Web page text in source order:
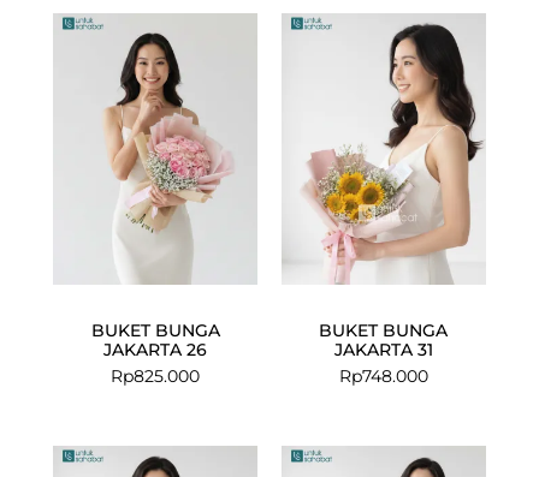
BUKET BUNGA
JAKARTA 26
Rp825.000
BUKET BUNGA
JAKARTA 31
Rp748.000